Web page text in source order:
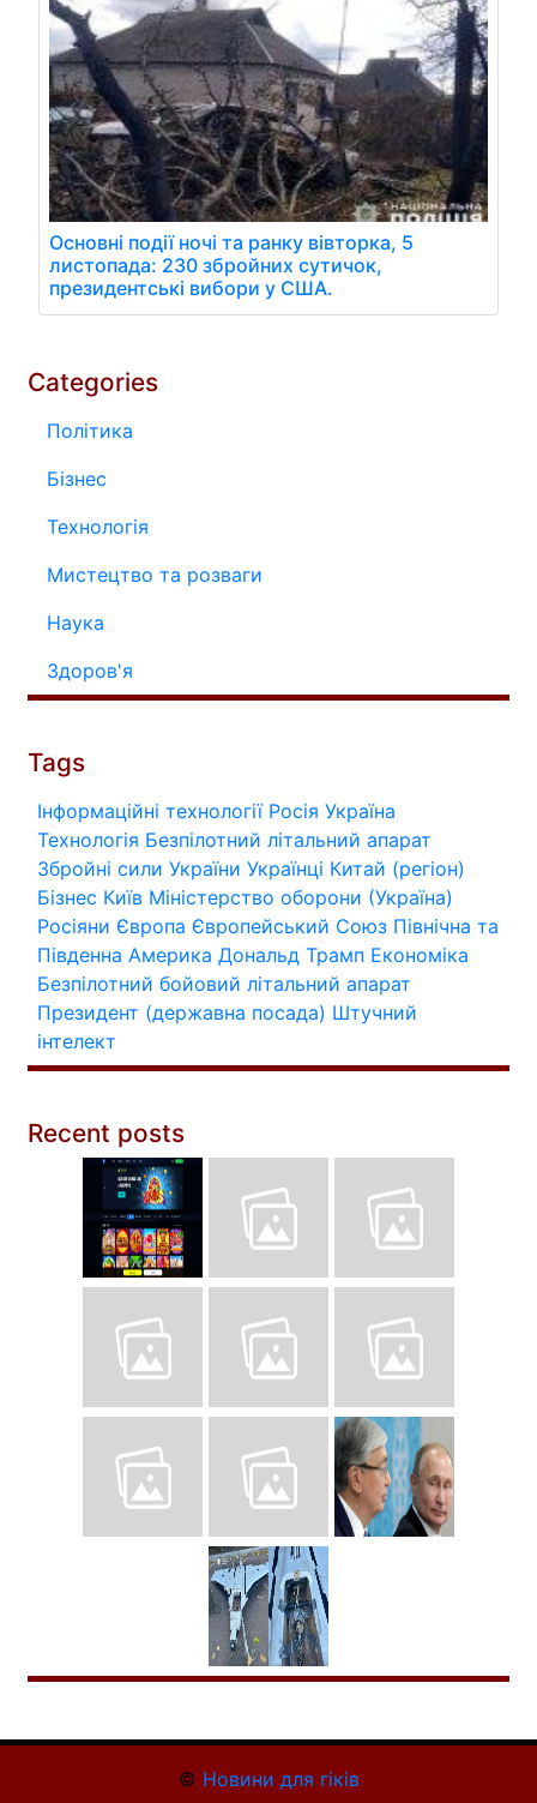
Основні події ночі та ранку вівторка, 5
листопада: 230 збройних сутичок,
президентські вибори у США.
Categories
Політика
Бізнес
Технологія
Мистецтво та розваги
Наука
Здоров'я
Tags
Інформаційні технології Росія Україна
Технологія Безпілотний літальний апарат
Збройні сили України Українці Китай (регіон)
Бізнес Київ Міністерство оборони (Україна)
Росіяни Європа Європейський Союз Північна та
Південна Америка Дональд Трамп Економіка
Безпілотний бойовий літальний апарат
Президент (державна посада) Штучний
інтелект
Recent posts
© Новини для гіків